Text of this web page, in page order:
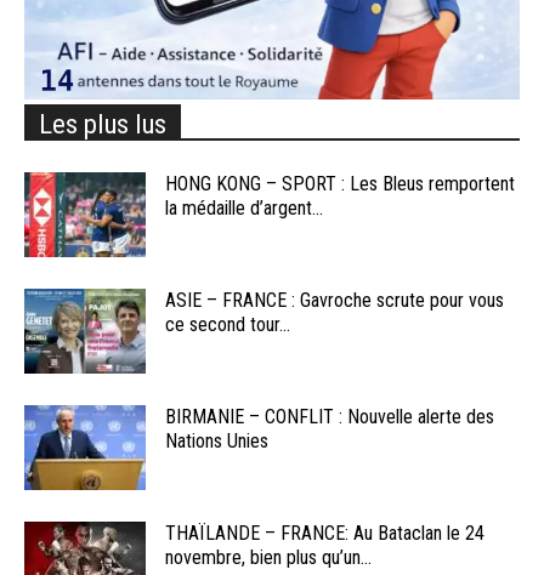
Les plus lus
HONG KONG – SPORT : Les Bleus remportent
la médaille d’argent...
ASIE – FRANCE : Gavroche scrute pour vous
ce second tour...
BIRMANIE – CONFLIT : Nouvelle alerte des
Nations Unies
THAÏLANDE – FRANCE: Au Bataclan le 24
novembre, bien plus qu’un...